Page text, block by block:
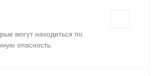
могут находиться по
опасность.